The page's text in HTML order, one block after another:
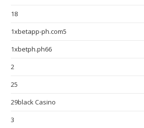
18
1xbetapp-ph.com5
1xbetph.ph66
2
25
29black Casino
3